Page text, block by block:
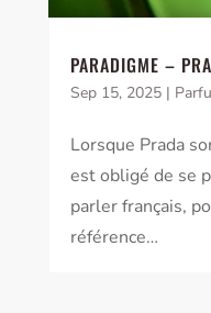
PARADIGME –
Sep 15, 2025|
Lorsque Prada
est obligé de se
parler français,
référence…